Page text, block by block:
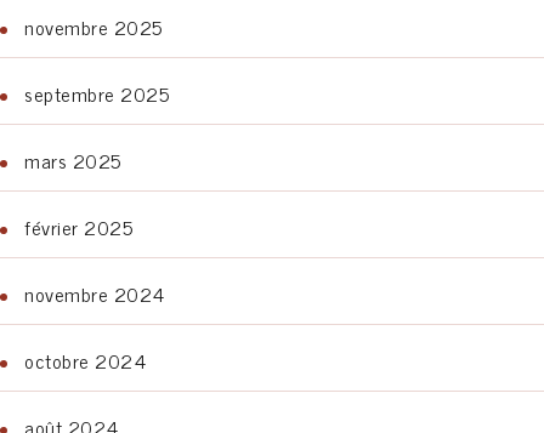
novembre 2025
septembre 2025
mars 2025
février 2025
novembre 2024
octobre 2024